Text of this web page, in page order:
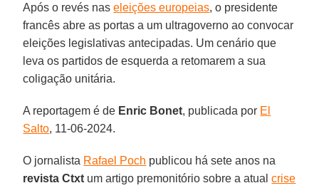
Após o revés naseleições europeias, o presidente
francês abre as portas a um ultragoverno ao convocar
eleições legislativas antecipadas. Um cenário que
leva os partidos de esquerda a retomarem a sua
coligação unitária.
A reportagem é de Enric Bonet, publicada por El
Salto, 11-06-2024.
O jornalista Rafael Poch publicou há sete anos na
revista Ctxt um artigo premonitório sobre a atualcrise